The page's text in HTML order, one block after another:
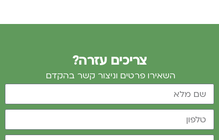
צריכים עזרה?
השאירו פרטים וניצור קשר בהקדם